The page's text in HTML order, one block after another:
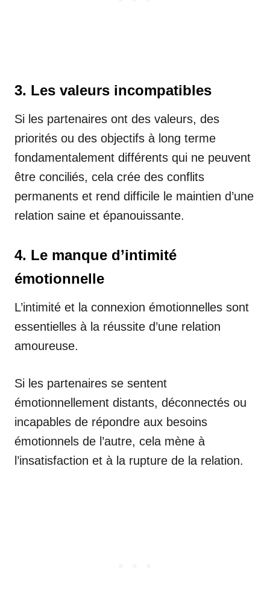
3. Les valeurs incompatibles
Si les partenaires ont des valeurs, des
priorités ou des objectifs à long terme
fondamentalement différents qui ne peuvent
être conciliés, cela crée des conflits
permanents et rend difficile le maintien d’une
relation saine et épanouissante.
4. Le manque d’intimité
émotionnelle
L’intimité et la connexion émotionnelles sont
essentielles à la réussite d’une relation
amoureuse.
Si les partenaires se sentent
émotionnellement distants, déconnectés ou
incapables de répondre aux besoins
émotionnels de l’autre, cela mène à
l’insatisfaction et à la rupture de la relation.